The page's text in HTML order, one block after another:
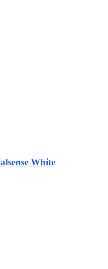
White